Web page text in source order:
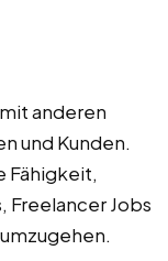
anderen
und Kunden.
Fähigkeit,
Freelancer Jobs